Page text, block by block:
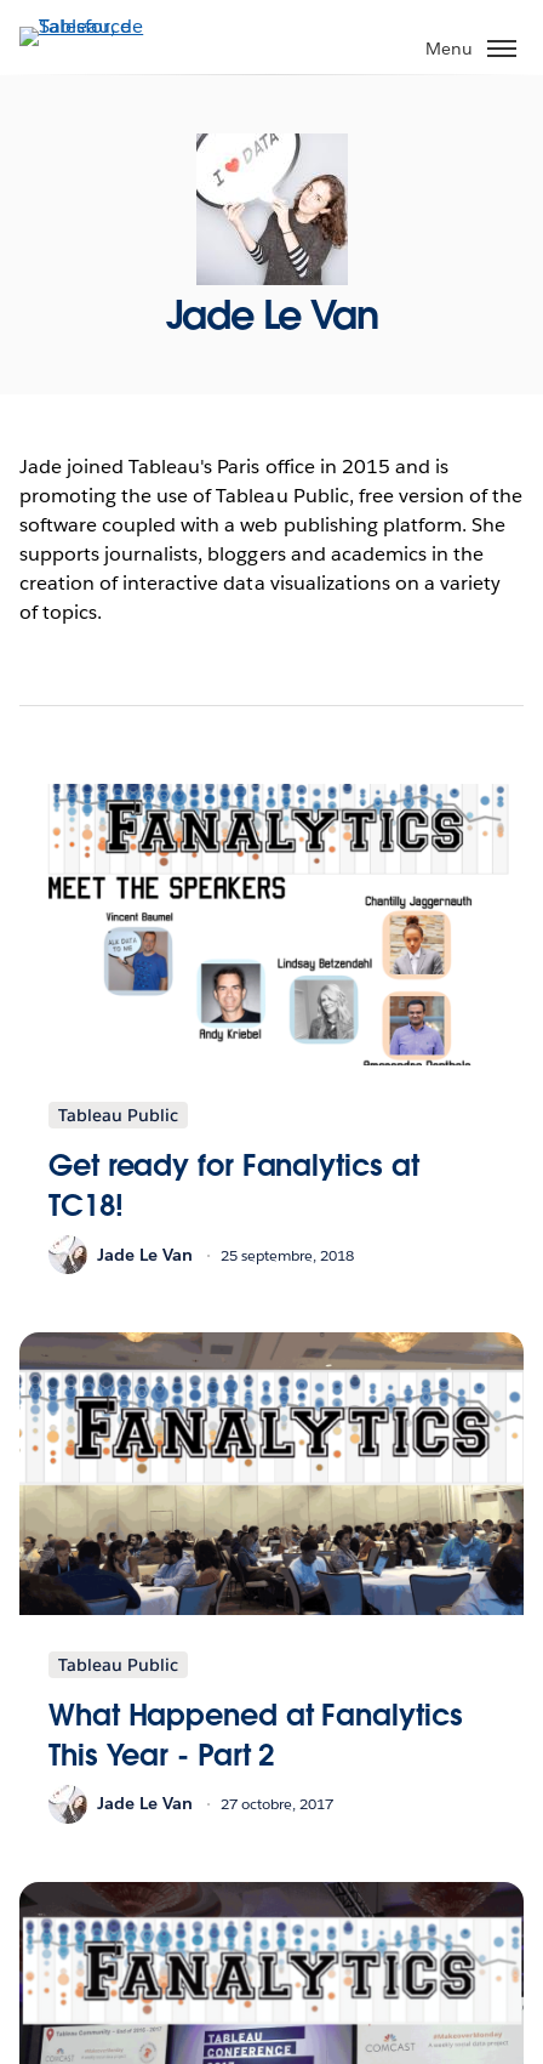
Aller
au
Menu
Jade Le Van
Jade joined Tableau's Paris office in 2015 and is
promoting the use of Tableau Public, free version of the
software coupled with a web publishing platform. She
supports journalists, bloggers and academics in the
creation of interactive data visualizations on a variety
of topics.
Tableau Public
Get ready for Fanalytics at
TC18!
Jade Le Van 25 septembre, 2018
Tableau Public
What Happened at Fanalytics
This Year - Part 2
Jade Le Van 27 octobre, 2017
Pagination